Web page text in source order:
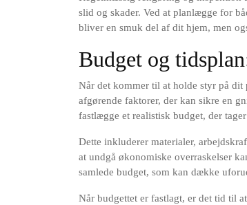
slid og skader. Ved at planlægge for
bliver en smuk del af dit hjem, men
Budget og
Når det kommer til at holde styr på dit
afgørende faktorer, der kan sikre en
fastlægge et realistisk budget, der
Dette inkluderer materialer,
at undgå økonomiske overraskelser
samlede budget, som kan dække
Når budgettet er fastlagt, er det tid til